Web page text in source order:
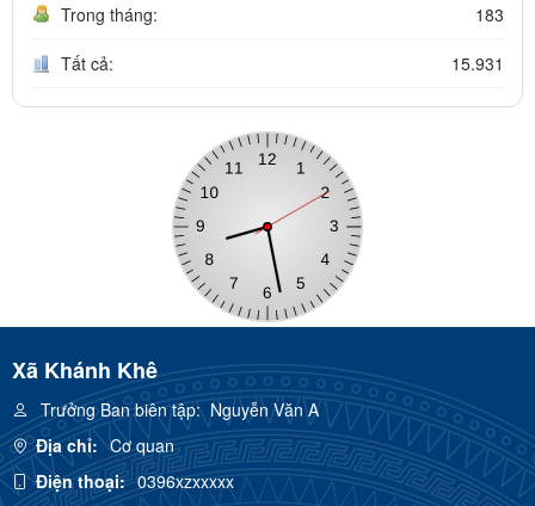
Trong tháng: 183
Tất cả: 15.931
Xã Khánh Khê
Trưởng Ban biên tập:Nguyễn Văn A
Địa chỉ: Cơ quan
Điện thoại: 0396xzxxxxx